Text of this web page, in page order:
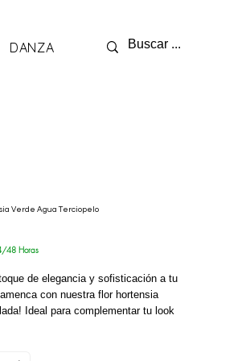
DANZA
Verde Agua Terciopelo
48 Horas
de elegancia y sofisticación a tu
con nuestra flor hortensia
Ideal para complementar tu look
13 centímetros, lo que la hace